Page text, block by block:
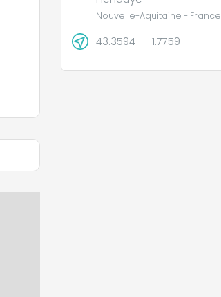
Nouvelle-Aquitaine - France
43.3594 - -1.7759